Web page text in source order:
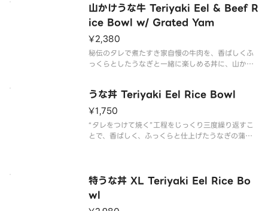
山かけうな牛 Teriyaki Eel & Beef R
ice Bowl w/ Grated Yam
¥2,380
秘伝のタレで煮たすき家自慢の牛肉を、香ばしくふ
っくらとしたうなぎと一緒に楽しめる丼に、山かけ
うな丼 Teriyaki Eel Rice Bowl
¥1,750
“タレをつけて焼く”工程をじっくり三度繰り返すこ
とで、香ばしく、ふっくらと仕上げたうなぎの蒲焼
特うな丼 XL Teriyaki Eel Rice Bo
wl